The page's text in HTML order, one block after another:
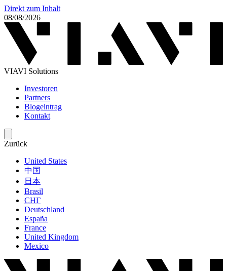
Direkt zum Inhalt
08/08/2026
VIAVI Solutions
Investoren
Partners
Blogeintrag
Kontakt
Zurück
United States
中国
日本
Brasil
СНГ
Deutschland
España
France
United Kingdom
Mexico